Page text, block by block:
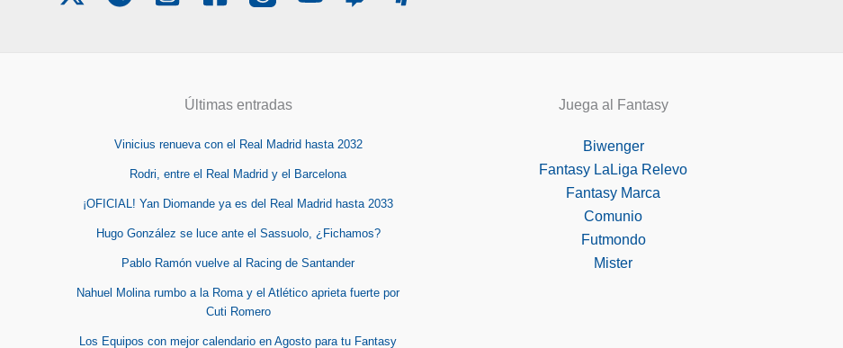
Últimas entradas
Vinicius renueva con el Real Madrid hasta 2032
Rodri, entre el Real Madrid y el Barcelona
¡OFICIAL! Yan Diomande ya es del Real Madrid hasta 2033
Hugo González se luce ante el Sassuolo, ¿Fichamos?
Pablo Ramón vuelve al Racing de Santander
Nahuel Molina rumbo a la Roma y el Atlético aprieta fuerte por
Cuti Romero
Los Equipos con mejor calendario en Agosto para tu Fantasy
Juega al Fantasy
Biwenger
Fantasy LaLiga Relevo
Fantasy Marca
Comunio
Futmondo
Mister